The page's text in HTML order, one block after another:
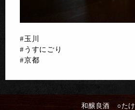
#玉川
#うすにごり
#京都
和醸良酒 ○たけ